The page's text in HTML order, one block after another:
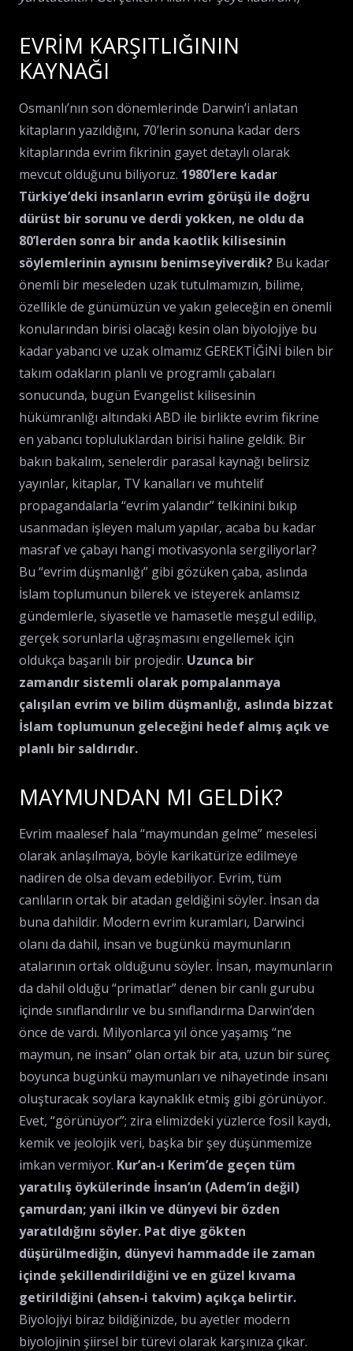
EVRİM KARŞITLIĞININ
KAYNAĞI
Osmanlı’nın son dönemlerinde Darwin’i anlatan
kitapların yazıldığını, 70’lerin sonuna kadar ders
kitaplarında evrim fikrinin gayet detaylı olarak
mevcut olduğunu biliyoruz. 1980’lere kadar
Türkiye’deki insanların evrim görüşü ile doğru
dürüst bir sorunu ve derdi yokken, ne oldu da
80’lerden sonra bir anda kaotlik kilisesinin
söylemlerinin aynısını benimseyiverdik? Bu kadar
önemli bir meseleden uzak tutulmamızın, bilime,
özellikle de günümüzün ve yakın geleceğin en önemli
konularından birisi olacağı kesin olan biyolojiye bu
kadar yabancı ve uzak olmamız GEREKTİĞİNİ bilen bir
takım odakların planlı ve programlı çabaları
sonucunda, bugün Evangelist kilisesinin
hükümranlığı altındaki ABD ile birlikte evrim fikrine
en yabancı topluluklardan birisi haline geldik. Bir
bakın bakalım, senelerdir parasal kaynağı belirsiz
yayınlar, kitaplar, TV kanalları ve muhtelif
propagandalarla “evrim yalandır” telkinini bıkıp
usanmadan işleyen malum yapılar, acaba bu kadar
masraf ve çabayı hangi motivasyonla sergiliyorlar?
Bu “evrim düşmanlığı” gibi gözüken çaba, aslında
İslam toplumunun bilerek ve isteyerek anlamsız
gündemlerle, siyasetle ve hamasetle meşgul edilip,
gerçek sorunlarla uğraşmasını engellemek için
oldukça başarılı bir projedir. Uzunca bir
zamandır sistemli olarak pompalanmaya
çalışılan evrim ve bilim düşmanlığı, aslında bizzat
İslam toplumunun geleceğini hedef almış açık ve
planlı bir saldırıdır.
MAYMUNDAN MI GELDİK?
Evrim maalesef hala “maymundan gelme” meselesi
olarak anlaşılmaya, böyle karikatürize edilmeye
nadiren de olsa devam edebiliyor. Evrim, tüm
canlıların ortak bir atadan geldiğini söyler. İnsan da
buna dahildir. Modern evrim kuramları, Darwinci
olanı da dahil, insan ve bugünkü maymunların
atalarının ortak olduğunu söyler. İnsan, maymunların
da dahil olduğu “primatlar” denen bir canlı gurubu
içinde sınıflandırılır ve bu sınıflandırma Darwin’den
önce de vardı. Milyonlarca yıl önce yaşamış “ne
maymun, ne insan” olan ortak bir ata, uzun bir süreç
boyunca bugünkü maymunları ve nihayetinde insanı
oluşturacak soylara kaynaklık etmiş gibi görünüyor.
Evet, “görünüyor”; zira elimizdeki yüzlerce fosil kaydı,
kemik ve jeolojik veri, başka bir şey düşünmemize
imkan vermiyor. Kur’an-ı Kerim’de geçen tüm
yaratılış öykülerinde İnsan’ın (Adem’in değil)
çamurdan; yani ilkin ve dünyevi bir özden
yaratıldığını söyler. Pat diye gökten
düşürülmediğin, dünyevi hammadde ile zaman
içinde şekillendirildiğini ve en güzel kıvama
getirildiğini (ahsen-i takvim) açıkça belirtir.
Biyolojiyi biraz bildiğinizde, bu ayetler modern
biyolojinin şiirsel bir türevi olarak karşınıza çıkar.